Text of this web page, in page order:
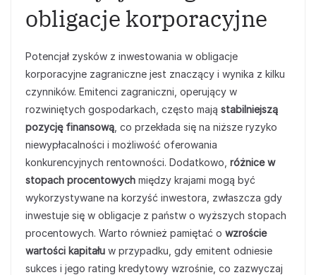
obligacje korporacyjne
Potencjał zysków z inwestowania w obligacje
korporacyjne zagraniczne jest znaczący i wynika z kilku
czynników. Emitenci zagraniczni, operujący w
rozwiniętych gospodarkach, często mają stabilniejszą
pozycję finansową , co przekłada się na niższe ryzyko
niewypłacalności i możliwość oferowania
konkurencyjnych rentowności. Dodatkowo, różnice w
stopach procentowych między krajami mogą być
wykorzystywane na korzyść inwestora, zwłaszcza gdy
inwestuje się w obligacje z państw o wyższych stopach
procentowych. Warto również pamiętać o wzroście
wartości kapitału w przypadku, gdy emitent odniesie
sukces i jego rating kredytowy wzrośnie, co zazwyczaj